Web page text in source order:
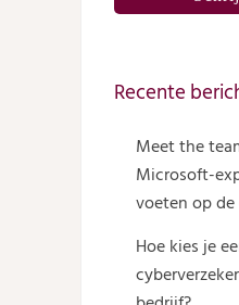
Recente
Meet the
Microsoft-
voeten op
Hoe kies je